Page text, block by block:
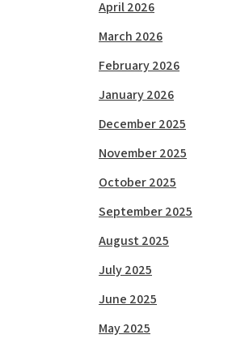
April 2026
March 2026
February 2026
January 2026
December 2025
November 2025
October 2025
September 2025
August 2025
July 2025
June 2025
May 2025